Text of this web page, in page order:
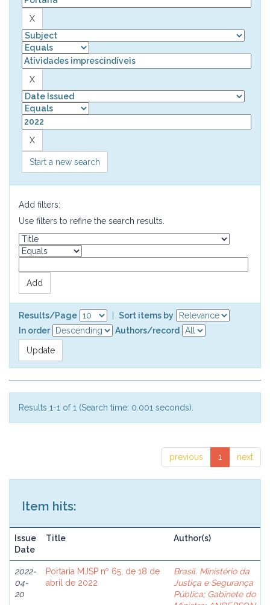
Start a new search
Add filters:
Use filters to refine the search results.
Results/Page
Sort items by
In order
Authors/record
Results 1-1 of 1 (Search time: 0.001 seconds).
previous 1 next
Item hits:
Issue
Date
Title Author(s)
2022-
04-
20
Portaria MJSP nº 65, de 18 de
abril de 2022
Brasil. Ministério da
Justiça e Segurança
Pública; Gabinete do